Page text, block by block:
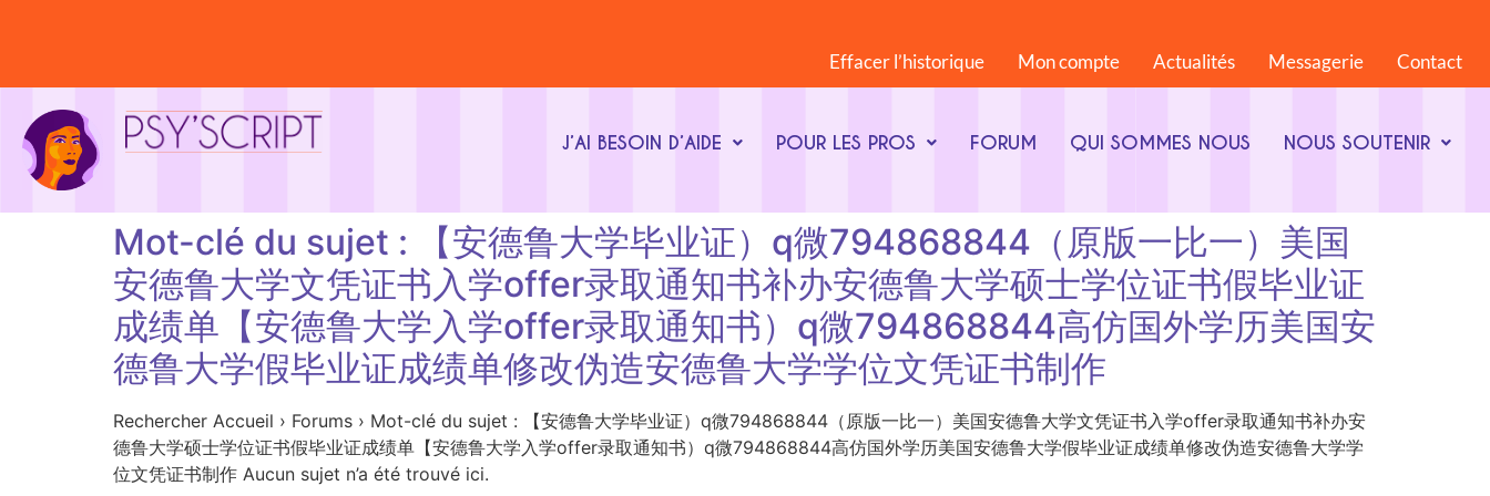
Effacer l’historique Mon compte Actualités Messagerie Contact
J’AI BESOIN D’AIDE POUR LES PROS FORUM QUI SOMMES NOUS NOUS SOUTENIR
Mot-clé du sujet : 【安德鲁大学毕业证）q微794868844（原版一比一）美国
安德鲁大学文凭证书入学offer录取通知书补办安德鲁大学硕士学位证书假毕业证
成绩单【安德鲁大学入学offer录取通知书）q微794868844高仿国外学历美国安
德鲁大学假毕业证成绩单修改伪造安德鲁大学学位文凭证书制作
Rechercher Accueil › Forums › Mot-clé du sujet : 【安德鲁大学毕业证）q微794868844（原版一比一）美国安德鲁大学文凭证书入学offer录取通知书补办安
德鲁大学硕士学位证书假毕业证成绩单【安德鲁大学入学offer录取通知书）q微794868844高仿国外学历美国安德鲁大学假毕业证成绩单修改伪造安德鲁大学学
位文凭证书制作 Aucun sujet n’a été trouvé ici.